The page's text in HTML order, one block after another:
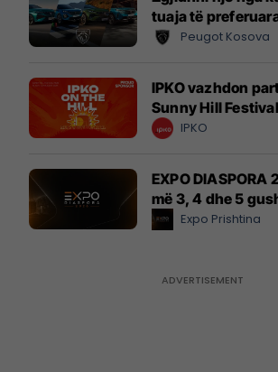
tuaja të
Peugot Kosova
IPKO vazhdon
Sunny Hill
IPKO
EXPO
më 3, 4 dhe 5
Expo Prishtina